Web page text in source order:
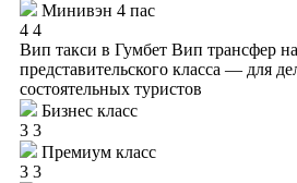
Минивэн 4 пас
4 4
Вип такси в Гумбет Вип трансфер
представительского класса — для
состоятельных туристов
Бизнес класс
3 3
Премиум класс
3 3